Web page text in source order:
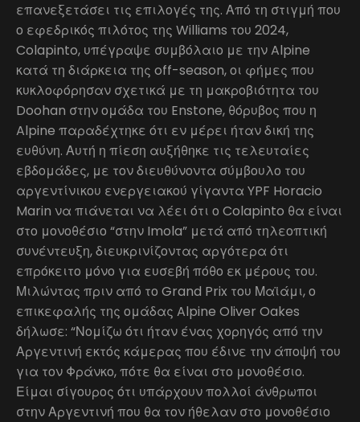
επανεξετάσει τις επιλογές της. Από τη στιγμή που
ο εφεδρικός πιλότος της Williams του 2024,
Colapinto, υπέγραψε συμβόλαιο με την Alpine
κατά τη διάρκεια της off-season, οι φήμες που
κυκλοφόρησαν σχετικά με τη μακροβιότητα του
Doohan στην ομάδα του Enstone, θόρυβος που η
Alpine παραδέχτηκε ότι εν μέρει ήταν δική της
ευθύνη. Αυτή η πίεση αυξήθηκε τις τελευταίες
εβδομάδες, με τον διευθύνοντα σύμβουλο του
αργεντίνικου ενεργειακού γίγαντα YPF Horacio
Marin να πιάνεται να λέει ότι ο Colapinto θα είναι
στο μονοθέσιο “στην Imola” μετά από τηλεοπτική
συνέντευξη, διευκρινίζοντας αργότερα ότι
επρόκειτο μόνο για ευσεβή πόθο εκ μέρους του.
Μιλώντας πριν από το Grand Prix του Μαϊάμι, ο
επικεφαλής της ομάδας Alpine Oliver Oakes
δήλωσε: “Νομίζω ότι ήταν ένας χορηγός από την
Αργεντινή εκτός κάμερας που έδινε την άποψή του
για τον Φράνκο, πότε θα είναι στο μονοθέσιο.
Είμαι σίγουρος ότι υπάρχουν πολλοί άνθρωποι
στην Αργεντινή που θα τον ήθελαν στο μονοθέσιο